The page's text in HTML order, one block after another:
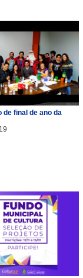
de final de ano da